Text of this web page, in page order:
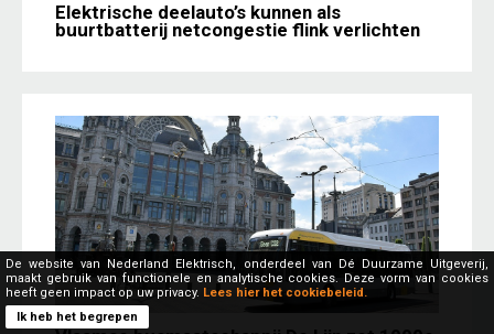
Elektrische deelauto’s kunnen als
buurtbatterij netcongestie flink verlichten
De website van Nederland Elektrisch, onderdeel van Dé Duurzame Uitgeverij,
maakt gebruik van functionele en analytische cookies. Deze vorm van cookies
heeft geen impact op uw privacy. Lees hier het cookiebeleid.
Ik heb het begrepen